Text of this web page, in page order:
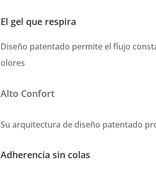
El gel que respira
Diseño patentado permite el flujo
olores
Alto Confort
Su arquitectura de diseño patentado
Adherencia sin colas